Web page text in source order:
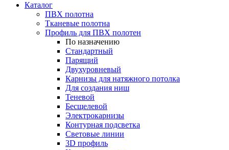
Каталог
ПВХ полотна
Тканевые полотна
Профиль для ПВХ полотен
По назначению
Стандартный
Парящий
Двухуровневый
Карнизы для натяжного потолка
Для создания ниш
Теневой
Бесщелевой
Электрокарнизы
Контурная подсветка
Световые линии
3D профиль